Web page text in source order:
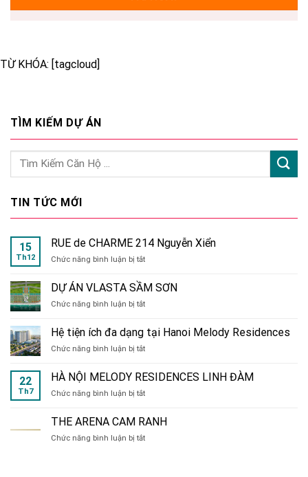
TỪ KHÓA: [tagcloud]
TÌM KIẾM DỰ ÁN
TIN TỨC MỚI
15
Th12
RUE de CHARME 214 Nguyễn Xiển
Chức năng bình luận bị tắtở
de
CHARME
214
Xiển
DỰ ÁN VLASTA SẦM SƠN
Chức năng bình luận bị tắtở
ÁN
VLASTA
SẦM
Hệ tiện ích đa dạng tại Hanoi Melody Residences
Chức năng bình luận bị tắtở
tiện
ích
đa
tại
Melody
22
Th7
HÀ NỘI MELODY RESIDENCES LINH ĐÀM
Chức năng bình luận bị tắtở
NỘI
MELODY
RESIDENCES
THE ARENA CAM RANH
Chức năng bình luận bị tắtở